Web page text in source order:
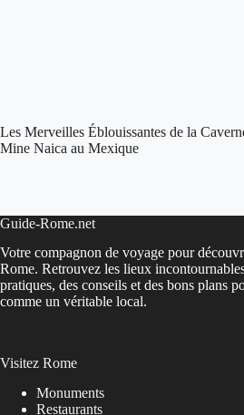
Les Merveilles Éblouissantes de la
Mine Naica au Mexique
Guide-Rome.net
Votre compagnon de voyage pour
Rome. Retrouvez les lieux
pratiques, des conseils et des bons plans
comme un véritable local.
Visitez Rome
Monuments
Restaurants